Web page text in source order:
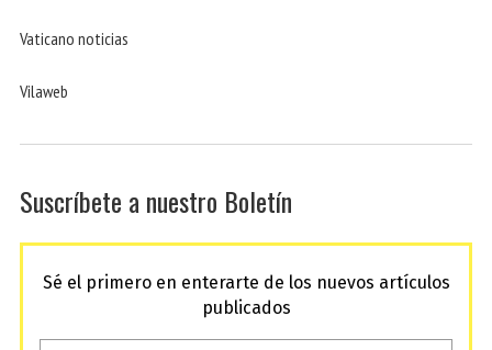
Vaticano noticias
Vilaweb
Suscríbete a nuestro Boletín
Sé el primero en enterarte de los nuevos artículos
publicados